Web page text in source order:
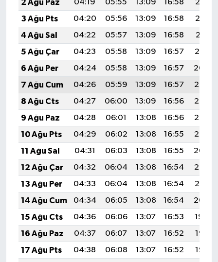
2 Ağu Paz
04:19 05:55 13:09 16:58
20:13
3 Ağu Pts
04:20 05:56 13:09 16:58
20:12
4 Ağu Sal
04:22 05:57 13:09 16:58
20:11
5 Ağu Çar
04:23 05:58 13:09 16:57
20:10
6 Ağu Per
04:24 05:58 13:09 16:57
20:09
7 Ağu Cum
04:26 05:59 13:09 16:57
20:08
8 Ağu Cts
04:27 06:00 13:09 16:56
20:07
9 Ağu Paz
04:28 06:01 13:08 16:56
20:06
10 Ağu Pts
04:29 06:02 13:08 16:55
20:05
11 Ağu Sal
04:31 06:03 13:08 16:55
20:04
12 Ağu Çar
04:32 06:04 13:08 16:54
20:02
13 Ağu Per
04:33 06:04 13:08 16:54
20:01
14 Ağu Cum
04:34 06:05 13:08 16:54
20:00
15 Ağu Cts
04:36 06:06 13:07 16:53
19:59
16 Ağu Paz
04:37 06:07 13:07 16:52
19:58
17 Ağu Pts
04:38 06:08 13:07 16:52
19:56